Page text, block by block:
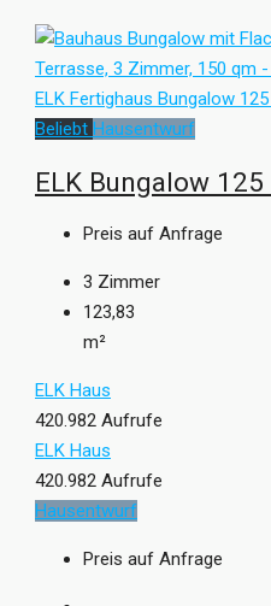
Beliebt Hausentwurf
ELK Bungalow
Preis auf Anfrage
3 Zimmer
123,83
m²
ELK Haus
420.982 Aufrufe
ELK Haus
420.982 Aufrufe
Hausentwurf
Preis auf Anfrage